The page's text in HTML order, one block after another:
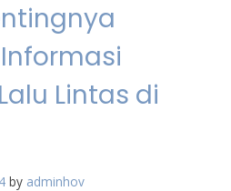
Lintas di
by adminhov